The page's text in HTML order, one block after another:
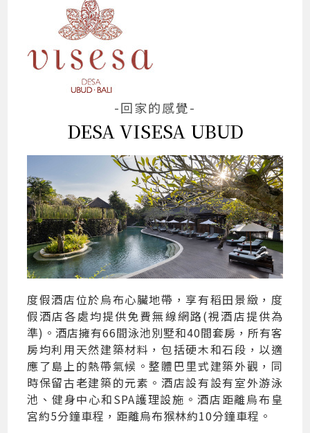
-回家的感覺-
DESA VISESA UBUD
度假酒店位於烏布心臟地帶，享有稻田景緻，度
假酒店各處均提供免費無線網路(視酒店提供為
準)。酒店擁有66間泳池別墅和40間套房，所有客
房均利用天然建築材料，包括硬木和石段，以適
應了島上的熱帶氣候。整體巴里式建築外觀，同
時保留古老建築的元素。酒店設有設有室外游泳
池、健身中心和SPA護理設施。酒店距離烏布皇
宮約5分鐘車程，距離烏布猴林約10分鐘車程。